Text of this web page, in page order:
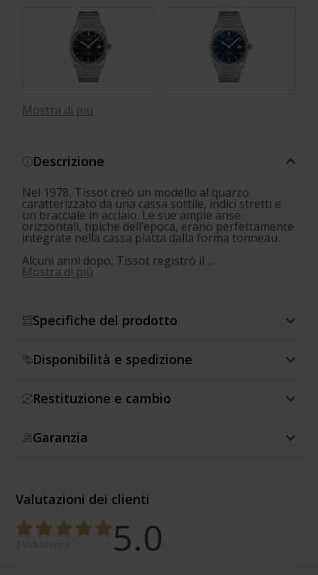
18K Gold
18K Gold
18K Gold 18K Gold
Damian Lillard Special Edition Gradient
Gradient
Carbon UFO Robot Grendizer
Mostra di più
Descrizione
Nel 1978, Tissot creò un modello al quarzo
caratterizzato da una cassa sottile, indici stretti e
un bracciale in acciaio. Le sue ampie anse
orizzontali, tipiche dell’epoca, erano perfettamente
integrate nella cassa piatta dalla forma tonneau.
Alcuni anni dopo, Tissot registrò il ...
Mostra di più
Specifiche del prodotto
Disponibilità e spedizione
Restituzione e cambio
Garanzia
Valutazioni dei clienti
5.0